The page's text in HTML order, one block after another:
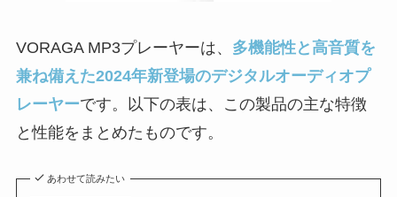
VORAGA MP3プレーヤーは、 多機能性と高音質を
兼ね備えた2024年新登場のデジタルオーディオプ
レーヤーです。以下の表は、この製品の主な特徴
と性能をまとめたものです。
あわせて読みたい